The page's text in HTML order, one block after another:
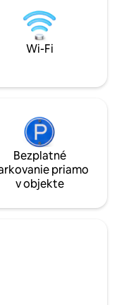
✔
pod hviezdami a
prírody. Ideálne
luxusné
blízkosti hôr.
Wi-Fi
Bezplatné
priamo
v objekte